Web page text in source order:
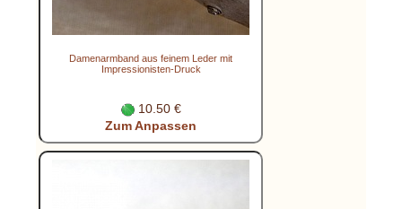
Damenarmband aus feinem Leder mit
Impressionisten-Druck
10.50 €
Zum Anpassen